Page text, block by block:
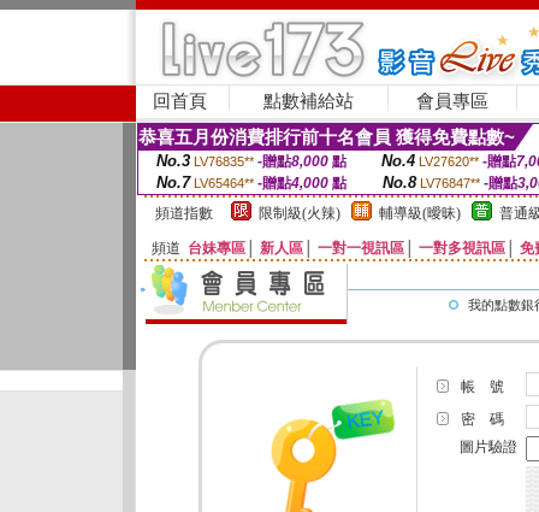
回首頁 點數補給站 會員專區
恭喜五月份消費排行前十名會員 獲得免費點數~
No.3 LV76835** -贈點8,000點 No.4 LV27620** -贈點
No.7 LV65464** -贈點4,000 點 No.8 LV76847** -贈點
頻道指數
限制級(火辣) 輔導級(曖昧) 普通
頻道 台妹專區 新人區 一對一視訊區 一對多視訊區 免
我的點數銀
帳 號
密 碼
圖片驗證